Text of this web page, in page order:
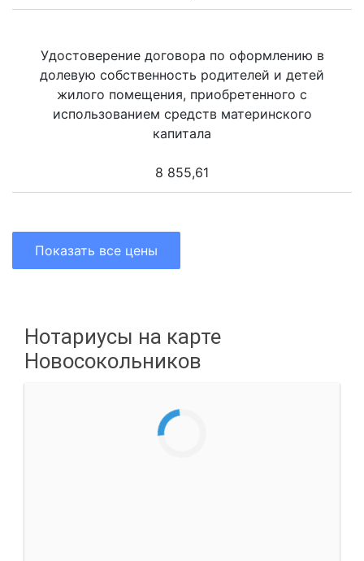
Удостоверение договора по оформлению в
долевую собственность родителей и детей
жилого помещения, приобретенного с
использованием средств материнского
капитала
8 855,61
Показать все цены
Нотариусы на карте
Новосокольников